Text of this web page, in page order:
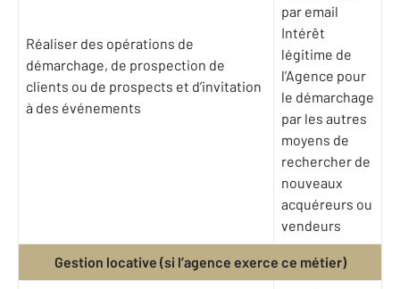
Réaliser des opérations de
démarchage, de prospection de
clients ou de prospects et d’invitation
à des événements
par email
Intérêt
légitime de
l’Agence pour
le démarchage
par les autres
moyens de
rechercher de
nouveaux
acquéreurs ou
vendeurs
Gestion locative (si l’agence exerce ce métier)